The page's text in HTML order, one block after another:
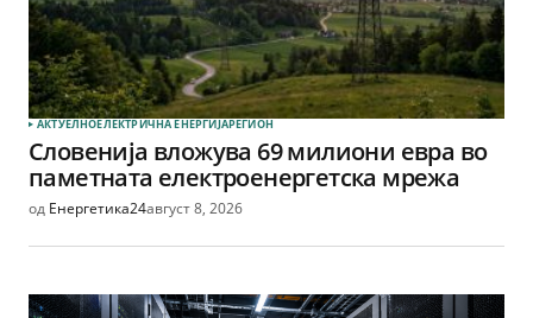
АКТУЕЛНОЕЛЕКТРИЧНА ЕНЕРГИЈАРЕГИОН
Словенија вложува 69 милиони евра во
паметната електроенергетска мрежа
од Енергетика24август 8, 2026